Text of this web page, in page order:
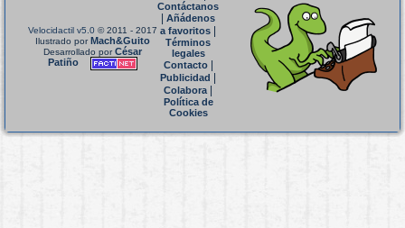
Velocidactil v5.0 © 2011 - 2017
Ilustrado porMach&Guito
Desarrollado porCésar
Patiño
Contáctanos
Añádenos
a favoritos
Términos
legales
Contacto|
Publicidad
Colabora|
Política de
Cookies